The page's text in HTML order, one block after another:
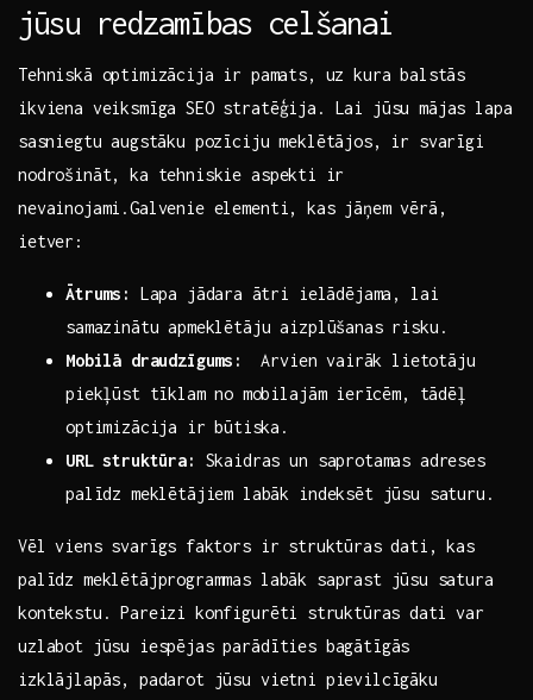
jūsu redzamības celšanai
Tehniskā optimizācija ⁤ir pamats, uz kura balstās
ikviena veiksmīga SEO stratēģija. Lai jūsu mājas lapa
⁢sasniegtu augstāku pozīciju meklētājos,‍ ir​ svarīgi
nodrošināt, ka tehniskie ​aspekti ⁤ir
nevainojami.Galvenie elementi, kas⁤ jāņem vērā,
ietver:
Ātrums:
Lapa jādara⁤ ātri ‍ielādējama, lai
samazinātu ‌apmeklētāju aizplūšanas risku.
Mobilā draudzīgums:
⁣ Arvien ⁢vairāk lietotāju
piekļūst tīklam no⁣ mobilajām⁢ ierīcēm,​ tādēļ
optimizācija ⁢ir būtiska.
URL struktūra:
‌Skaidras un saprotamas adreses⁣
palīdz meklētājiem labāk indeksēt‍ jūsu saturu.
Vēl viens svarīgs ⁢faktors ir struktūras ‌dati, ‌kas
palīdz meklētājprogrammas labāk saprast jūsu ⁣satura
kontekstu. Pareizi konfigurēti⁣ struktūras⁢ dati var
uzlabot jūsu iespējas parādīties bagātīgās
izklājlapās, padarot jūsu vietni pievilcīgāku